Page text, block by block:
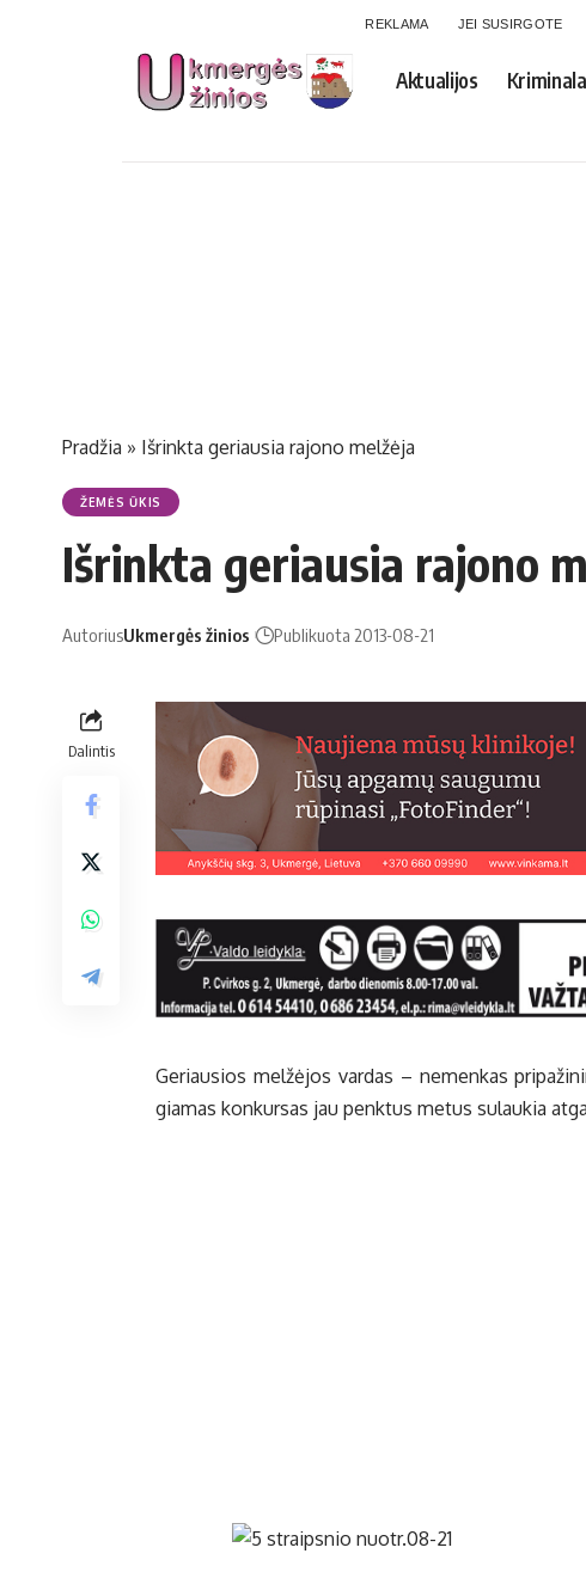
REKLAMA JEI SUSIRGOTE
Aktualijos
Pradžia » Iš­rink­ta ge­riau­sia ra­jo­no mel­žė­ja
ŽEMĖS ŪKIS
Iš­rink­ta ge­riau­sia ra­jo­no
AutoriusUkmergės žinios Publikuota 2013-08-21
Dalintis
Ge­riau­sios mel­žė­jos var­das – ne­men­kas
gia­mas kon­kur­sas jau penk­tus me­tus su­lau­kia